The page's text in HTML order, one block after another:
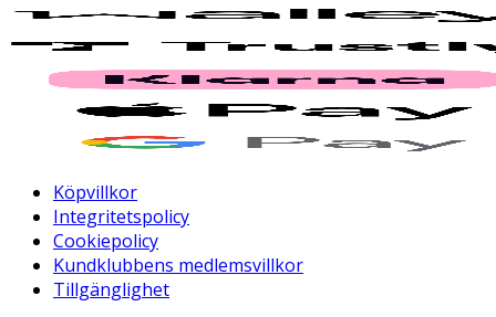
Köpvillkor
Integritetspolicy
Cookiepolicy
Kundklubbens medlemsvillkor
Tillgänglighet